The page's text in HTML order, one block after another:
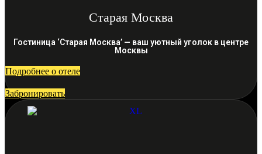
Старая Москва
Гостиница ‘Старая Москва’ — ваш уютный уголок в центре
Москвы
Подробнее о отеле
Забронировать